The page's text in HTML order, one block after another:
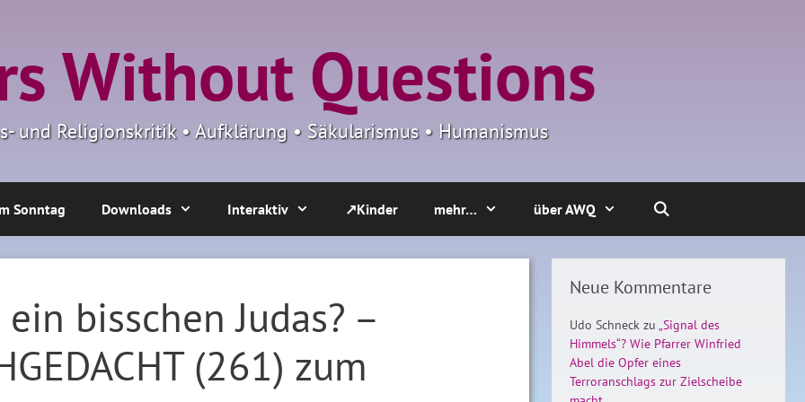
Without Questions
und Religionskritik • Aufklärung • Säkularismus • Humanismus
Sonntag Downloads Interaktiv ↗Kinder mehr… über AWQ
bisschen Judas? –
(261) zum
Neue Kommentare
Udo Schneck zu „Signal des
Himmels“? Wie Pfarrer Winfried
Abel die Opfer eines
Terroranschlags zur Zielscheibe